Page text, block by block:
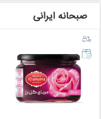
صبحانه ایرانی